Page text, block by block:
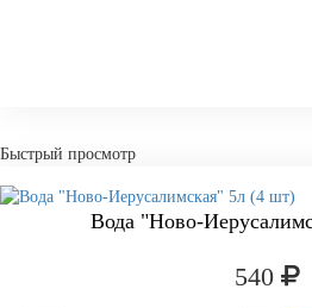
Быстрый просмотр
Вода "Ново-
540